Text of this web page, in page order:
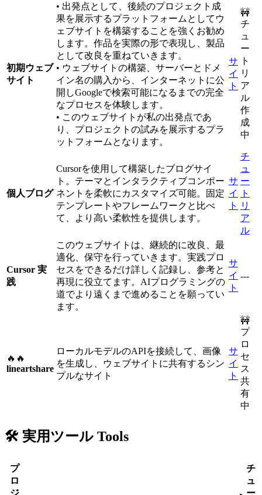
初期ウェブ
サイト
• 出発点として、後続のプロジェクト成
果を展示するプラットフォームとしてウ
ェブサイトを構築することを強くお勧め
します。作品を実際の形で表現し、製品
として改良を重ねていきます。
• ウェブサイトの構築、サーバーとドメ
イン名の購入から、インターネットに公
開しGoogleで検索可能になるまでの完全
なプロセスを体験します。
• このウェブサイトが私の出発点であ
り、プロジェクトの試みを展示するプラ
ットフォームとなります。
サ
イ
ト
🚧
チ
ュ
ー
ト
リ
ア
ル
作
成
中
個人ブログ
Cursorを使用して構築したブログサイ
ト。テーマとインタラクティブコンポー
ネントを柔軟にカスタマイズ可能。固定
テンプレートやフレームワークと比べ
て、より高い柔軟性を提供します。
サ
イ
ト
チ
ュ
ー
ト
リ
ア
ル
Cursor 実
践
このウェブサイトは、継続的に改良、最
適化、保守を行っていきます。実践プロ
セスをできるだけ詳しく記録し、参考と
再現に役立てます。AIプログラミングの
道でより遠くまで進めることを願ってい
ます。
サ
イ
ト
---
🔥🔥
lineartshare
ローカルモデルのAPIを接続して、画像
を生成し、ウェブサイトに共有するシン
プルなサイト
サ
イ
ト
🚧
プ
ロ
セ
ス
共
有
中
🛠️ 実用ツール Tools
プ
ロ
チ
ュ